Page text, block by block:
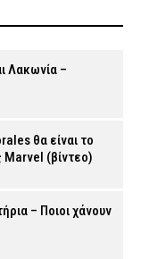
Λακωνία –
θα είναι το
Marvel (βίντεο)
– Ποιοι χάνουν